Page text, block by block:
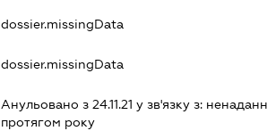
dossier.missingData
dossier.missingData
Анульовано з 24.11.21 у зв'язку з:
протягом року